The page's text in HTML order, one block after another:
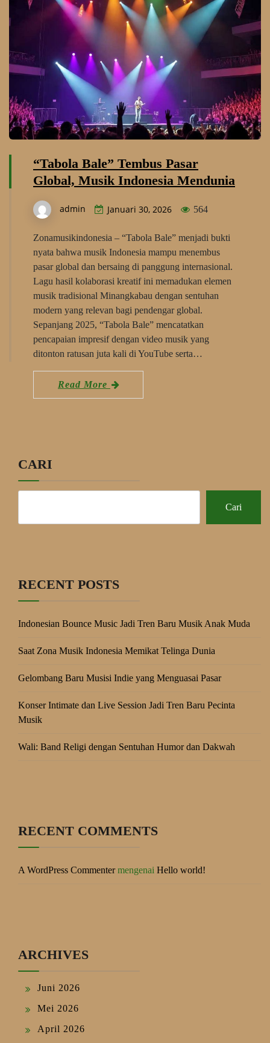
“Tabola Bale” Tembus Pasar
Global, Musik Indonesia Mendunia
admin Januari 30, 2026 564
Zonamusikindonesia – “Tabola Bale” menjadi bukti
nyata bahwa musik Indonesia mampu menembus
pasar global dan bersaing di panggung internasional.
Lagu hasil kolaborasi kreatif ini memadukan elemen
musik tradisional Minangkabau dengan sentuhan
modern yang relevan bagi pendengar global.
Sepanjang 2025, “Tabola Bale” mencatatkan
pencapaian impresif dengan video musik yang
ditonton ratusan juta kali di YouTube serta…
Read More
CARI
Cari
RECENT POSTS
Indonesian Bounce Music Jadi Tren Baru Musik Anak Muda
Saat Zona Musik Indonesia Memikat Telinga Dunia
Gelombang Baru Musisi Indie yang Menguasai Pasar
Konser Intimate dan Live Session Jadi Tren Baru Pecinta
Musik
Wali: Band Religi dengan Sentuhan Humor dan Dakwah
RECENT COMMENTS
A WordPress Commentermengenai Hello world!
ARCHIVES
Juni 2026
Mei 2026
April 2026